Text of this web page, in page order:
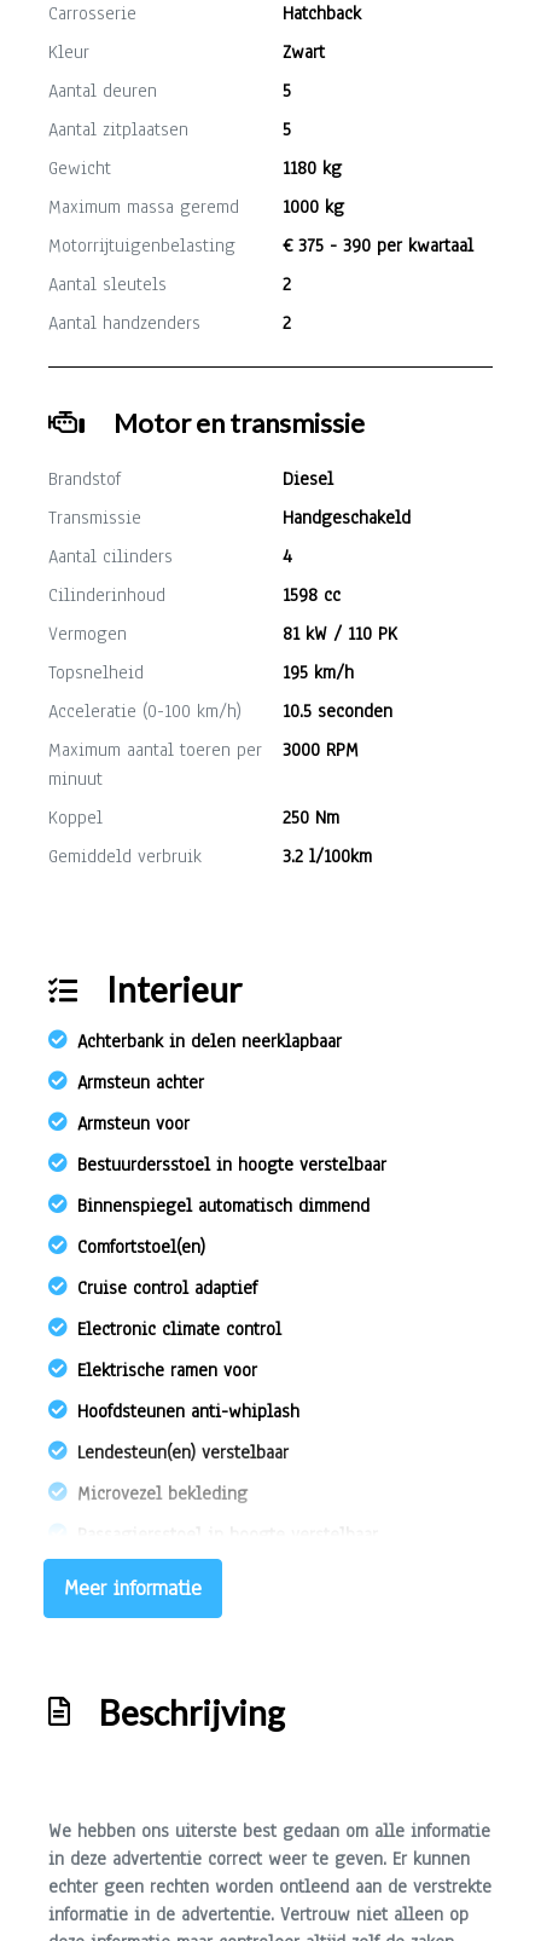
Carrosserie
Hatchback
Kleur
Zwart
Aantal deuren
5
Aantal zitplaatsen
5
Gewicht
1180 kg
Maximum massa geremd
1000 kg
Motorrijtuigenbelasting
€ 375 - 390 per kwartaal
Aantal sleutels
2
Aantal handzenders
2
Motor en transmissie
Brandstof
Diesel
Transmissie
Handgeschakeld
Aantal cilinders
4
Cilinderinhoud
1598 cc
Vermogen
81 kW / 110 PK
Topsnelheid
195 km/h
Acceleratie (0-100 km/h)
10.5 seconden
Maximum aantal toeren per
minuut
3000 RPM
Koppel
250 Nm
Gemiddeld verbruik
3.2 l/100km
Interieur
Achterbank in delen neerklapbaar
Armsteun achter
Armsteun voor
Bestuurdersstoel in hoogte verstelbaar
Binnenspiegel automatisch dimmend
Comfortstoel(en)
Cruise control adaptief
Electronic climate control
Elektrische ramen voor
Hoofdsteunen anti-whiplash
Lendesteun(en) verstelbaar
Microvezel bekleding
Sportstoelen
Stuur en versnellingspook (kunst)leder
Stuur verstelbaar
Bi-xenon koplampen
Buitenspiegels elektrisch inklapbaar
Buitenspiegels elektrisch verstel- en verwarmbaar
Meer informatie
Beschrijving
We hebben ons uiterste best gedaan om alle informatie
in deze advertentie correct weer te geven. Er kunnen
echter geen rechten worden ontleend aan de verstrekte
informatie in de advertentie. Vertrouw niet alleen op